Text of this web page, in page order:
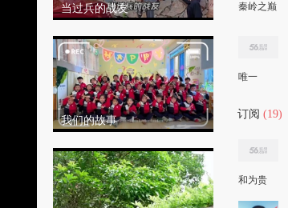
当过兵的战友
我们的故事
秦岭之巅
唯一
订阅 (19)
和为贵